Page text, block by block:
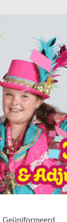
Geüniformeerd